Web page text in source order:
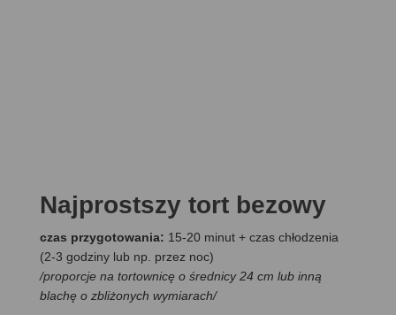
Najprostszy tort bezowy
czas przygotowania: 15-20 minut + czas chłodzenia
(2-3 godziny lub np. przez noc)
/proporcje na tortownicę o średnicy 24 cm lub inną
blachę o zbliżonych wymiarach/